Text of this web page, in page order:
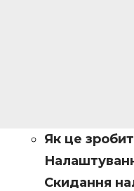
Як це
Скидання